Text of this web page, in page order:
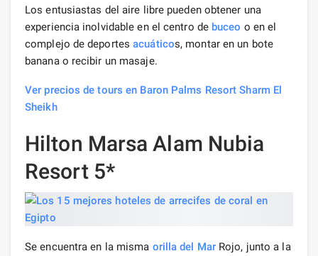
Los entusiastas del aire libre pueden obtener una
experiencia inolvidable en el centro de buceo o en el
complejo de deportesacuáticos, montar en un bote
banana o recibir un masaje.
Ver precios de tours en Baron Palms Resort Sharm El
Sheikh
Hilton Marsa Alam Nubia
Resort 5*
Se encuentra en la misma orilla del MarRojo, junto a la